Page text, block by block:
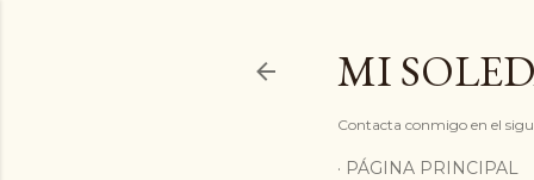
MI
Contacta conmigo en el
PÁGINA PRINCIPAL